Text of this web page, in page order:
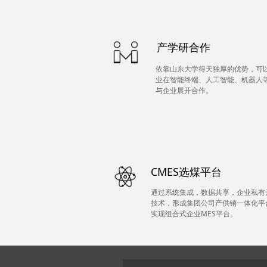
依靠山东大学得天独厚的优势，可
业在智能终端、人工智能、机器人
与企业展开合作。
产学研合作
CMES选煤平台
通过系统集成，数据共享，企业私有
技术，形成集团公司产供销一体化平
实现组合式企业MES平台。